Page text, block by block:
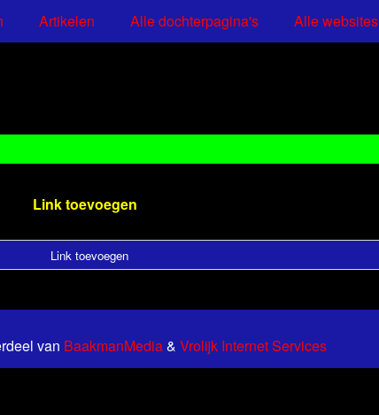
Artikelen Alle dochterpagina's Alle websites
Link toevoegen
Link toevoegen
van BaakmanMedia& Vrolijk Internet Services